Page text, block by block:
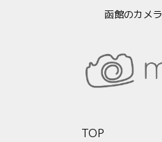
函館のカメ
TOP